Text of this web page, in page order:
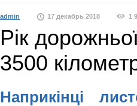
admin 17 декабрь 2018 1
Рік
3500
Наприкінці